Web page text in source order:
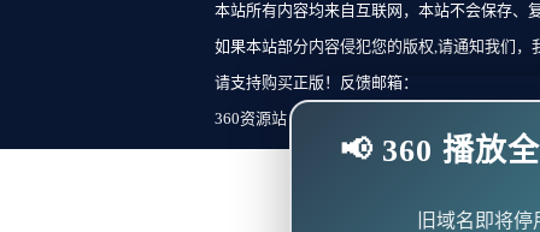
本站所有内容均来自互联网，本站不会保存、
如果本站部分内容侵犯您的版权,请通知我们
请支持购买正版！反馈邮箱：
360资源站 Copyright ©2018-2023 All Rights
📢 360 播放
旧域名即将